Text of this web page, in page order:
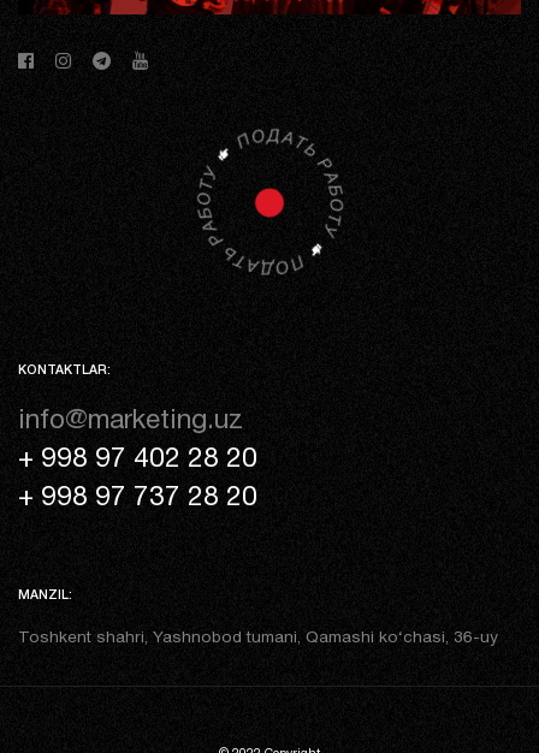
KONTAKTLAR:
info@marketing.uz
+ 998 97 402 28 20
+ 998 97 737 28 20
MANZIL:
Toshkent shahri, Yashnobod tumani, Qamashi ko‘chasi, 36-uy